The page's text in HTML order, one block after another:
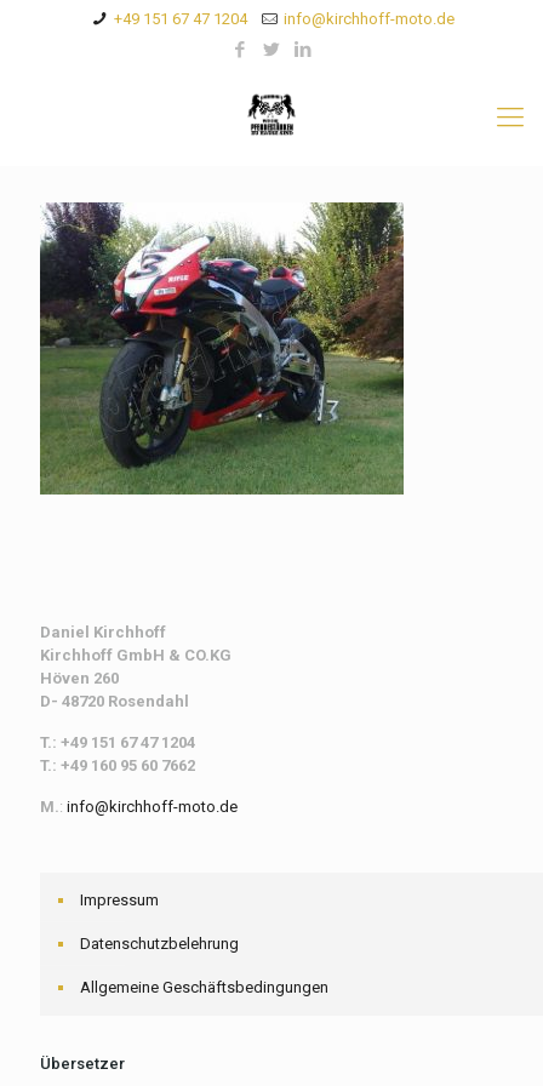
+49 151 67 47 1204 info@kirchhoff-moto.de
Daniel Kirchhoff
Kirchhoff GmbH & CO.KG
Höven 260
D- 48720 Rosendahl
T.: +49 151 67 47 1204
T.: +49 160 95 60 7662
M.: info@kirchhoff-moto.de
Impressum
Datenschutzbelehrung
Allgemeine Geschäftsbedingungen
Übersetzer